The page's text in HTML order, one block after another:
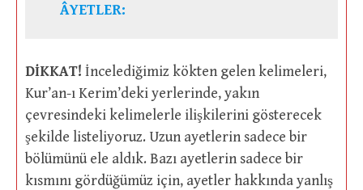
ÂYETLER:
DİKKAT! İncelediğimiz kökten gelen kelimeleri,
Kur’an-ı Kerim’deki yerlerinde, yakın
çevresindeki kelimelerle ilişkilerini gösterecek
şekilde listeliyoruz. Uzun ayetlerin sadece bir
bölümünü ele aldık. Bazı ayetlerin sadece bir
kısmını gördüğümüz için, ayetler hakkında yanlış